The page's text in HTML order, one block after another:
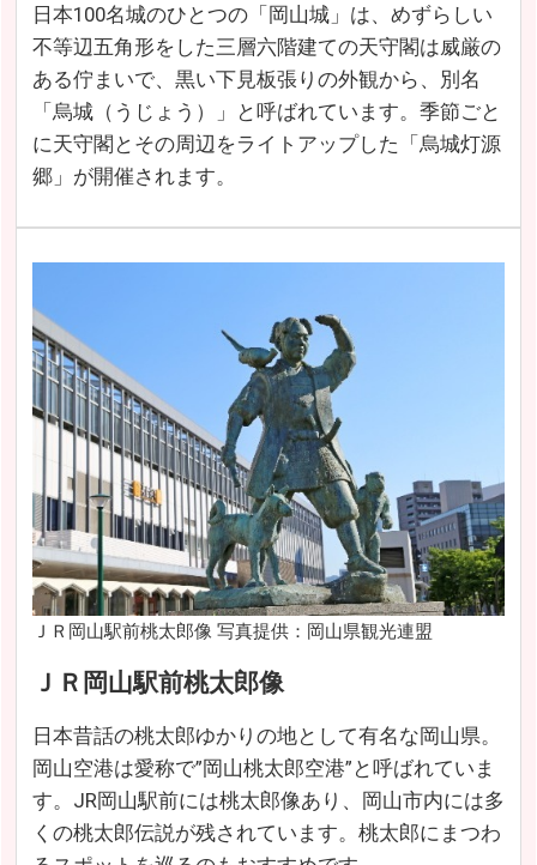
日本100名城のひとつの「岡山城」は、めずらしい
不等辺五角形をした三層六階建ての天守閣は威厳の
ある佇まいで、黒い下見板張りの外観から、別名
「烏城（うじょう）」と呼ばれています。季節ごと
に天守閣とその周辺をライトアップした「烏城灯源
郷」が開催されます。
ＪＲ岡山駅前桃太郎像 写真提供：岡山県観光連盟
ＪＲ岡山駅前桃太郎像
日本昔話の桃太郎ゆかりの地として有名な岡山県。
岡山空港は愛称で”岡山桃太郎空港”と呼ばれていま
す。JR岡山駅前には桃太郎像あり、岡山市内には多
くの桃太郎伝説が残されています。桃太郎にまつわ